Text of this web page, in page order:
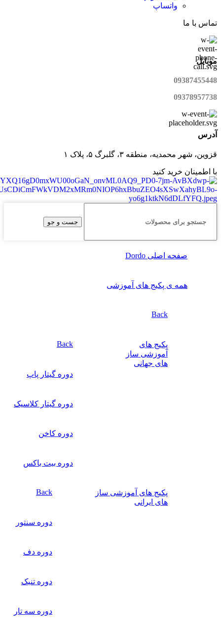
واتساپ
تماس با ما
موبایل
09387455448
09378957738
آدرس
قزوین، شهر محمدیه، منطقه ۳، گلبرگ ۵، پلاک ۱
با اطمینان خرید کنید
جست و جو
صفحه اصلی Dordo
همه ی پکیج های آموزشی
Back
پکیج های
آموزشی ساز
های جهانی
Back
دوره گیتار پاپ
دوره گیتار کلاسیک
دوره کاخن
دوره بیت باکس
پکیج های آموزشی ساز
های ایرانی
Back
دوره سنتور
دوره دف
دوره تنبک
دوره سه تار